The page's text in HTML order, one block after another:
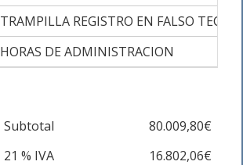
TRAMPILLA REGISTRO EN FALSO
HORAS DE ADMINISTRACION
Subtotal
80.009,80€
21 % IVA
16.802,06€